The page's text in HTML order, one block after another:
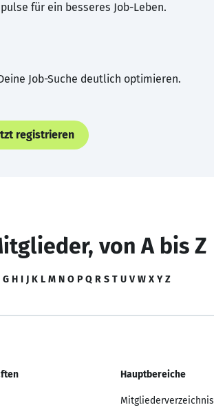
für ein besseres Job-Leben.
Job-Suche deutlich optimieren.
registrieren
von A bis Z
G H I J K L M N O P Q R S T U V W X Y Z
Hauptbereiche
Mitgliederverzeichnis